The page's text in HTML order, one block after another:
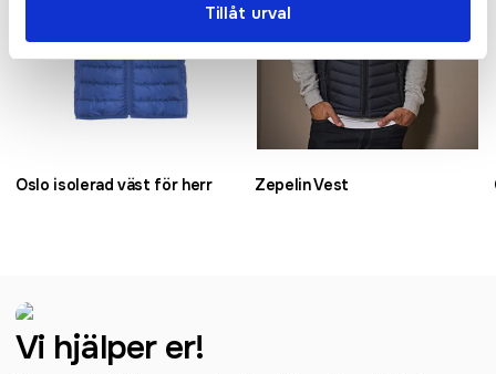
Tillåt urval
Oslo isolerad väst för herr Zepelin Vest
Vi hjälper er!